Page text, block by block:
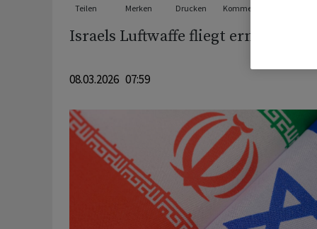
Teilen Merken Drucken Kommentare
Israels Luftwaffe fliegt erneut
08.03.2026 07:59